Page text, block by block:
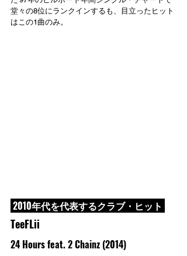
堂々の8位にランクインするも、目立ったヒット
はこの1曲のみ。
2010年代を代表するクラブ・ヒット
TeeFLii
24 Hours feat. 2 Chainz (2014)